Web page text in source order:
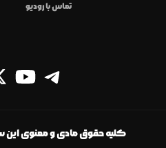
تماس با رودیو
کلیه حقوق مادی و معنوی این